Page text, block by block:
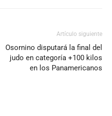
Artículo siguiente
Osornino disputará la final del
judo en categoría +100 kilos
en los Panamericanos